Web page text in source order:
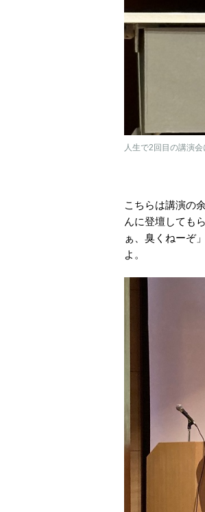
人生で2回目の講演
こちらは講演の
んに登壇しても
ぁ、臭くねーぞ
よ。